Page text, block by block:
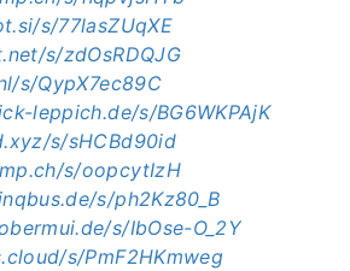
s/77lasZUqXE
s/zdOsRDQJG
s/QypX7ec89C
leppich.de/s/BG6WKPAjK
s/sHCBd90id
s/oopcytIzH
s/ph2Kz80_B
s/IbOse-O_2Y
s/PmF2HKmweg